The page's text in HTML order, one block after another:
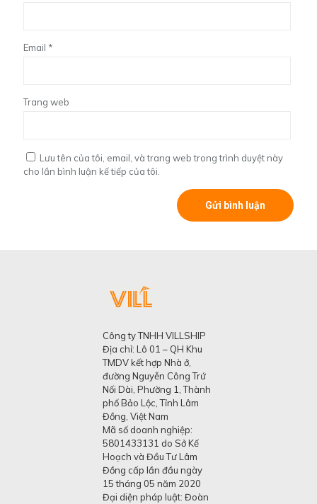
Email *
Trang web
Lưu tên của tôi, email, và trang web trong trình duyệt này
cho lần bình luận kế tiếp của tôi.
Công ty TNHH VILLSHIP
Địa chỉ: Lô 01 – QH Khu
TMDV kết hợp Nhà ở,
đường Nguyễn Công Trứ
Nối Dài, Phường 1, Thành
phố Bảo Lộc, Tỉnh Lâm
Đồng, Việt Nam
Mã số doanh nghiệp:
5801433131 do Sở Kế
Hoạch và Đầu Tư Lâm
Đồng cấp lần đầu ngày
15 tháng 05 năm 2020
Đại diện pháp luật: Đoàn